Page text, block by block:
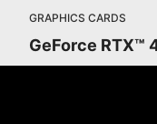
GRAPHICS CARDS
GeForce RTX™